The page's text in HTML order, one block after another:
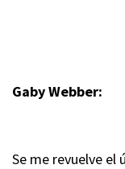
Gaby Webber:
Se me revuelve el